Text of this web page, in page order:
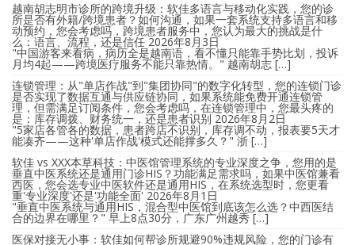
越南胡志明市诊所的跨境升级：软佳多语言与移动化实践，您的诊
所是否有外籍/跨境患者？如何沟通，如果一套系统支持多语言和移
动预约，您会考虑吗，跨境患者服务中，您认为最大的挑战是什
么：语言、流程，还是信任 2026年8月3日
"中国游客来看病，病历全是越南语，看不懂只能靠手势比划，投诉
月均4起——跨境医疗服务不能只靠热情。" 越南胡志 […]
连锁管理：从"单店作战"到"集团协同"的数字化转型，您的连锁门诊
是否实现了数据互通与供应链协同，如果系统能免费开通连锁管
理，但需满足订阅条件，您会考虑吗，在连锁管理中，您最头疼的
是：库存调拨、财务统一，还是患者识别 2026年8月2日
"5家店各管各的数据，患者跨店不识别，库存调不动，报表要5天才
能凑齐——这种'单店作战'模式还能撑多久？" 浙 […]
软佳 vs XXX本草科技：中医馆管理系统的专业深度之争，您用的是
垂直中医系统还是通用门诊HIS？功能满足需求吗，如果中医馆兼看
西医，您会选专业中医软件还是通用HIS，在系统选型时，您更看
重'专业深度'还是'功能全面' 2026年8月1日
"垂直中医系统与通用HIS，混合型中医馆到底该怎么选？中西医结
合的边界在哪里？" 早上8点30分，广东广州越秀 […]
医保对接无小事：软佳如何帮诊所规避90%违规风险，您的门诊有